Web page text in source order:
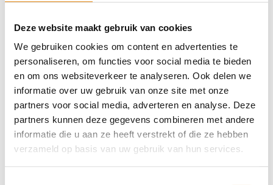
Deze website maakt gebruik van cookies
We gebruiken cookies om content en advertenties te
personaliseren, om functies voor social media te bieden
en om ons websiteverkeer te analyseren. Ook delen we
informatie over uw gebruik van onze site met onze
partners voor social media, adverteren en analyse. Deze
partners kunnen deze gegevens combineren met andere
informatie die u aan ze heeft verstrekt of die ze hebben
verzameld op basis van uw gebruik van hun services.
Meer filters